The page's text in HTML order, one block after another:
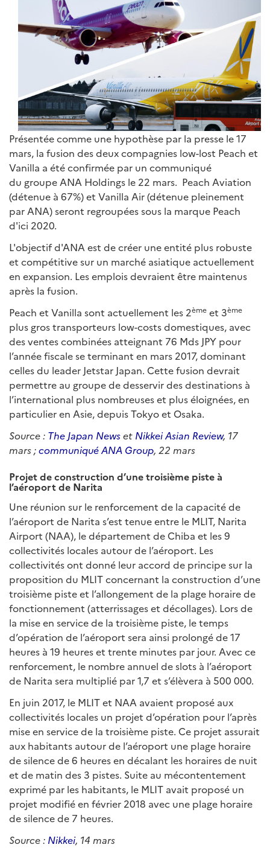
Présentée comme une hypothèse par la presse le 17
mars, la fusion des deux compagnies low-lost Peach et
Vanilla a été confirmée par un communiqué
du groupe ANA Holdings le 22 mars. Peach Aviation
(détenue à 67%) et Vanilla Air (détenue pleinement
par ANA) seront regroupées sous la marque Peach
d'ici 2020.
L'objectif d'ANA est de créer une entité plus robuste
et compétitive sur un marché asiatique actuellement
en expansion. Les emplois devraient être maintenus
après la fusion.
Peach et Vanilla sont actuellement les 2ème et 3ème
plus gros transporteurs low-costs domestiques, avec
des ventes combinées atteignant 76 Mds JPY pour
l’année fiscale se terminant en mars 2017, dominant
celles du leader Jetstar Japan. Cette fusion devrait
permettre au groupe de desservir des destinations à
l’international plus nombreuses et plus éloignées, en
particulier en Asie, depuis Tokyo et Osaka.
Source : The Japan Newset Nikkei Asian Review, 17
mars ;communiqué ANA Group, 22 mars
Projet de construction d’une troisième piste à
l’aéroport de Narita
Une réunion sur le renforcement de la capacité de
l’aéroport de Narita s’est tenue entre le MLIT, Narita
Airport (NAA), le département de Chiba et les 9
collectivités locales autour de l’aéroport. Les
collectivités ont donné leur accord de principe sur la
proposition du MLIT concernant la construction d’une
troisième piste et l’allongement de la plage horaire de
fonctionnement (atterrissages et décollages). Lors de
la mise en service de la troisième piste, le temps
d’opération de l’aéroport sera ainsi prolongé de 17
heures à 19 heures et trente minutes par jour. Avec ce
renforcement, le nombre annuel de slots à l’aéroport
de Narita sera multiplié par 1,7 et s’élèvera à 500 000.
En juin 2017, le MLIT et NAA avaient proposé aux
collectivités locales un projet d’opération pour l’après
mise en service de la troisième piste. Ce projet assurait
aux habitants autour de l’aéroport une plage horaire
de silence de 6 heures en décalant les horaires de nuit
et de matin des 3 pistes. Suite au mécontentement
exprimé par les habitants, le MLIT avait proposé un
projet modifié en février 2018 avec une plage horaire
de silence de 7 heures.
Source : Nikkei, 14 mars